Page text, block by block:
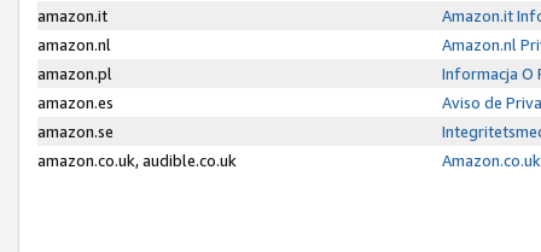
amazon.it
Amazon.it
amazon.nl
Amazon.nl
amazon.pl
Informacja O
amazon.es
Aviso de
amazon.se
amazon.co.uk, audible.co.uk